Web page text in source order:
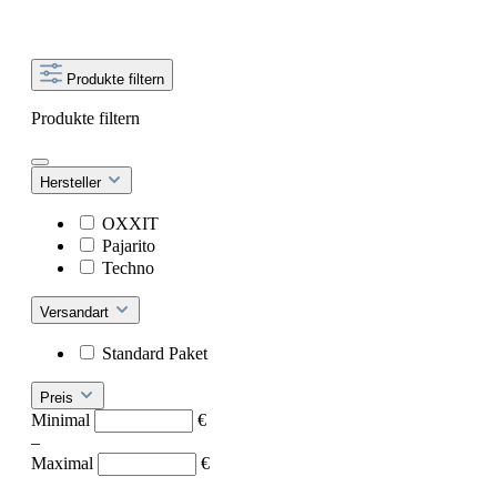
Produkte filtern
Produkte filtern
Hersteller
OXXIT
Pajarito
Techno
Versandart
Standard Paket
Preis
Minimal
€
–
Maximal
€